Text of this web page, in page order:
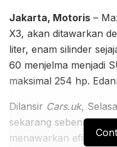
Jakarta, Motoris –
X3, akan ditawarkan
liter, enam silinder
60 menjelma menjadi
maksimal 254 hp.
Dilansir Cars.uk,
sekarang sebenarnya
menawarkan efisiensi